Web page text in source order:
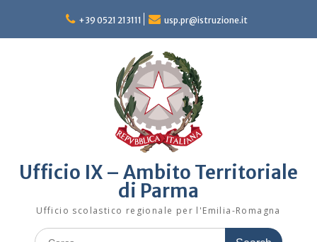
content
+39 0521 213111 usp.pr@istruzione.it
Ufficio IX – Ambito Territoriale
di Parma
Ufficio scolastico regionale per l'Emilia-Romagna
Search